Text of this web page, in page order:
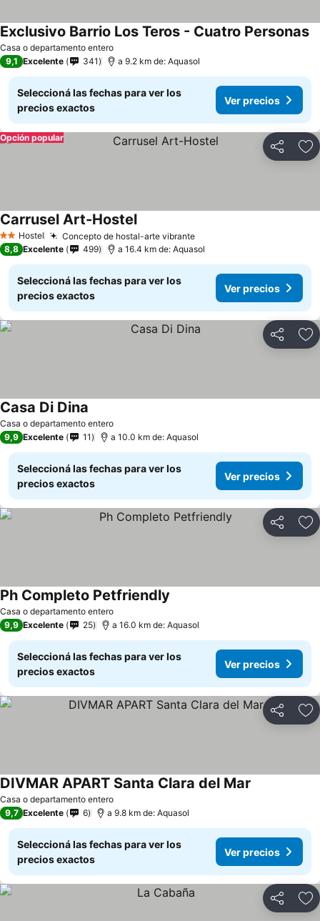
Casa o departamento entero
Exclusivo Barrio Los Teros - Cuatro Personas
9,1 Excelente 341 a 9.2 km de: Aquasol
Seleccioná las fechas para ver los
precios exactos
Ver precios
Compartir
Opción popular
2 Estrellas
Hostel Concepto de hostal-arte vibranteVer precios
Carrusel Art-HostelVer precios
8,8 Excelente 499 a 16.4 km de: Aquasol
Seleccioná las fechas para ver los
precios exactos
Ver precios
Compartir
Casa o departamento entero
Casa Di Dina
9,9 Excelente 11 a 10.0 km de: Aquasol
Seleccioná las fechas para ver los
precios exactos
Ver precios
Compartir
Casa o departamento entero
Ph Completo Petfriendly
9,9 Excelente 25 a 16.0 km de: Aquasol
Seleccioná las fechas para ver los
precios exactos
Ver precios
Compartir
Casa o departamento entero
DIVMAR APART Santa Clara del Mar
9,7 Excelente 6 a 9.8 km de: Aquasol
Seleccioná las fechas para ver los
precios exactos
Ver precios
Compartir